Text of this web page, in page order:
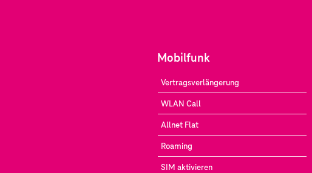
Mobilfunk
Vertragsverlängerung
WLAN Call
Allnet Flat
Roaming
SIM aktivieren